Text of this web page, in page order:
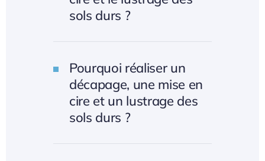
sols durs ?
Pourquoi réaliser un
décapage, une mise en
cire et un lustrage des
sols durs ?